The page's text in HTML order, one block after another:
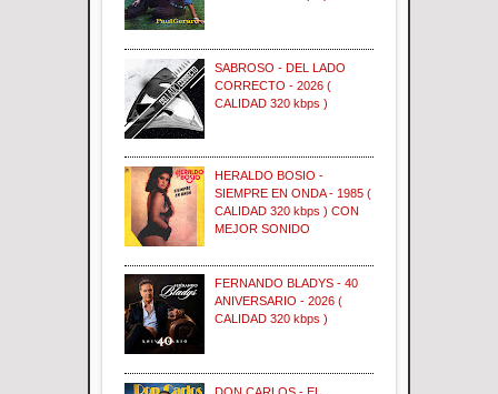
SABROSO - DEL LADO
CORRECTO - 2026 (
CALIDAD 320 kbps )
HERALDO BOSIO -
SIEMPRE EN ONDA - 1985 (
CALIDAD 320 kbps ) CON
MEJOR SONIDO
FERNANDO BLADYS - 40
ANIVERSARIO - 2026 (
CALIDAD 320 kbps )